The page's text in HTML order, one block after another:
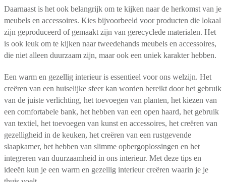
Daarnaast is het ook belangrijk om te kijken naar de herkomst van je
meubels en accessoires. Kies bijvoorbeeld voor producten die lokaal
zijn geproduceerd of gemaakt zijn van gerecyclede materialen. Het
is ook leuk om te kijken naar tweedehands meubels en accessoires,
die niet alleen duurzaam zijn, maar ook een uniek karakter hebben.
Een warm en gezellig interieur is essentieel voor ons welzijn. Het
creëren van een huiselijke sfeer kan worden bereikt door het gebruik
van de juiste verlichting, het toevoegen van planten, het kiezen van
een comfortabele bank, het hebben van een open haard, het gebruik
van textiel, het toevoegen van kunst en accessoires, het creëren van
gezelligheid in de keuken, het creëren van een rustgevende
slaapkamer, het hebben van slimme opbergoplossingen en het
integreren van duurzaamheid in ons interieur. Met deze tips en
ideeën kun je een warm en gezellig interieur creëren waarin je je